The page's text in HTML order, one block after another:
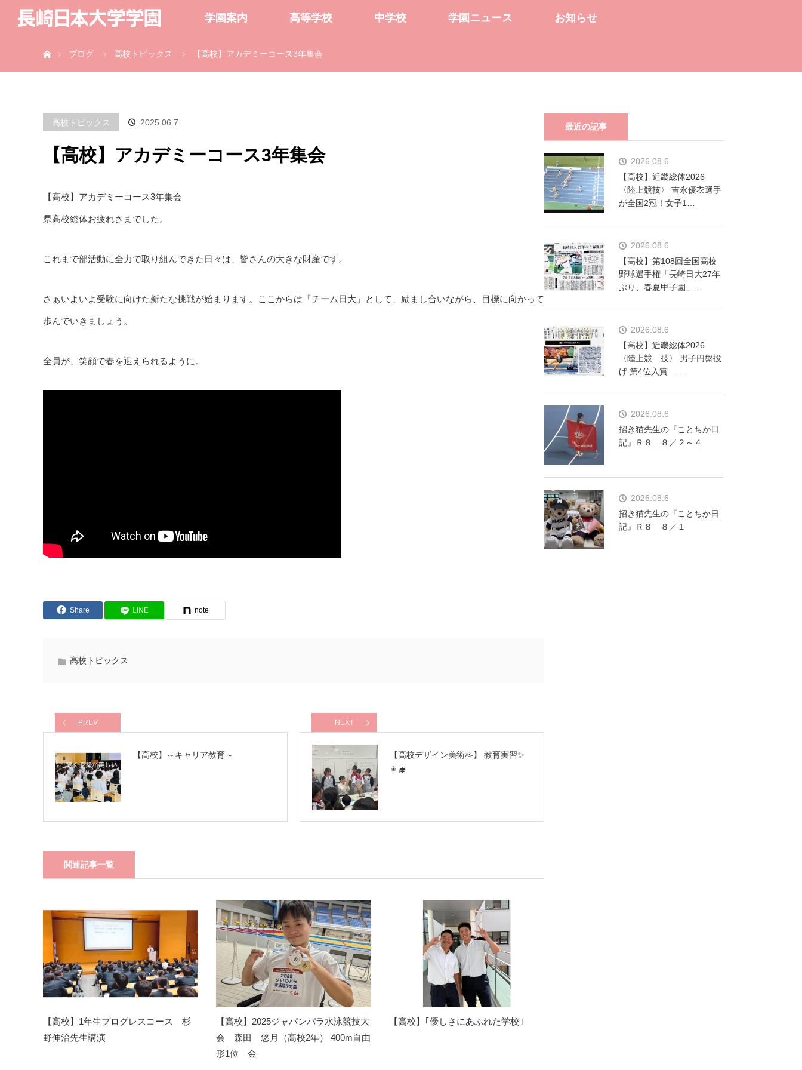
学園案内 高等学校 中学校 学園ニュース お知らせ
ブログ
高校トピックス 【高校】アカデミーコース3年集会
高校トピックス 2025.06.7
【高校】アカデミーコース3年集会
【高校】アカデミーコース3年集会
県高校総体お疲れさまでした。
これまで部活動に全力で取り組んできた日々は、皆さんの大きな財産です。
さぁいよいよ受験に向けた新たな挑戦が始まります。ここからは「チーム日大」として、励まし合いながら、目標に向かって
歩んでいきましょう。
全員が、笑顔で春を迎えられるように。
Share LINE note
高校トピックス
PREV
【高校】～キャリア教育～
NEXT
【高校デザイン美術科】 教育実習✨
👩‍🎓
関連記事一覧
【高校】1年生プログレスコース 杉
野伸治先生講演
【高校】2025ジャパンパラ水泳競技大
会 森田 悠月（高校2年） 400m自由
形1位 金
【高校】｢優しさにあふれた学校｣
最近の記事
2026.08.6
【高校】近畿総体2026
〈陸上競技〉 吉永優衣選手
が全国2冠！女子1…
2026.08.6
【高校】第108回全国高校
野球選手権「長崎日大27年
ぶり、春夏甲子園」…
2026.08.6
【高校】近畿総体2026
〈陸上競 技〉 男子円盤投
げ 第4位入賞 …
2026.08.6
招き猫先生の『ことちか日
記』Ｒ８ ８／２～４
2026.08.6
招き猫先生の『ことちか日
記』Ｒ８ ８／１